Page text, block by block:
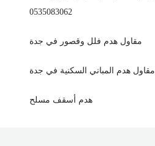
0535083062
مقاول هدم فلل وقصور في جدة
مقاول هدم المباني السكنية في جدة
هدم أسقف مسلح